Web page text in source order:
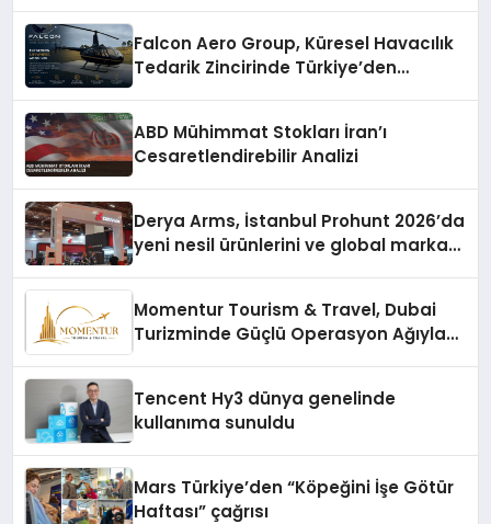
Falcon Aero Group, Küresel Havacılık
Tedarik Zincirinde Türkiye’den
ABD Mühimmat Stokları İran’ı
Cesaretlendirebilir Analizi
Derya Arms, İstanbul Prohunt 2026’da
yeni nesil ürünlerini ve global marka
Momentur Tourism & Travel, Dubai
Turizminde Güçlü Operasyon Ağıyla
Tencent Hy3 dünya genelinde
kullanıma sunuldu
Mars Türkiye’den “Köpeğini İşe Götür
Haftası” çağrısı